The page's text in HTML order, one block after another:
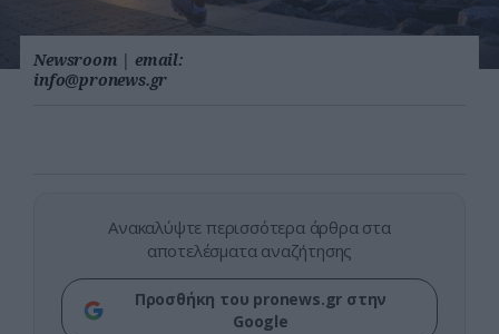
Newsroom | email:
info@pronews.gr
Ανακαλύψτε περισσότερα άρθρα στα
αποτελέσματα αναζήτησης
Προσθήκη του pronews.gr στην
Google